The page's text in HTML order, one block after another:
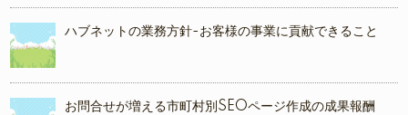
ハブネットの業務方針-お客様の事業に貢献できること
お問合せが増える市町村別SEOページ作成の成果報酬